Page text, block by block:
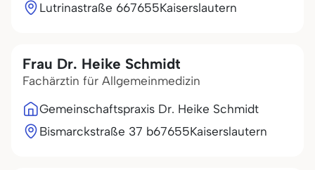
Lutrinastraße 667655Kaiserslautern
Frau Dr. Heike Schmidt
Fachärztin für Allgemeinmedizin
Gemeinschaftspraxis Dr. Heike Schmidt
Bismarckstraße 37 b67655Kaiserslautern